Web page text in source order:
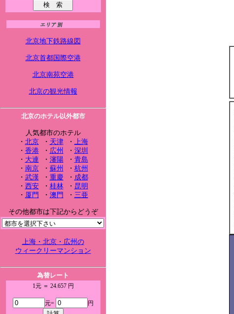
北京地下鉄路線図
北京首都国際空港
北京南苑空港
北京の観光情報
北京のホテル以外都市
人気都市のホテル
・ 北京・ 天津・ 上海
・ 香港・ 広州 ・ 深圳
・ 大連 ・ 瀋陽・ 青島
・ 南京・ 蘇州 ・ 杭州
・ 武漢 ・ 重慶 ・ 成都
・ 西安・ 桂林・ 昆明
・ 厦門 ・ 澳門 ・ 三亜
その他都市は下記からどうぞ
上海・北京・広州の
ウィークリーマンション
為替レート
1元 ＝ 24.657 円
元= 円